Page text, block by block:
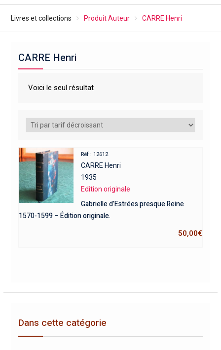
Livres et collections Produit Auteur CARRE Henri
CARRE Henri
Voici le seul résultat
Réf : 12612
CARRE Henri
1935
Edition originale
Gabrielle d’Estrées presque Reine
1570-1599 – Édition originale.
50,00€
Dans cette catégorie